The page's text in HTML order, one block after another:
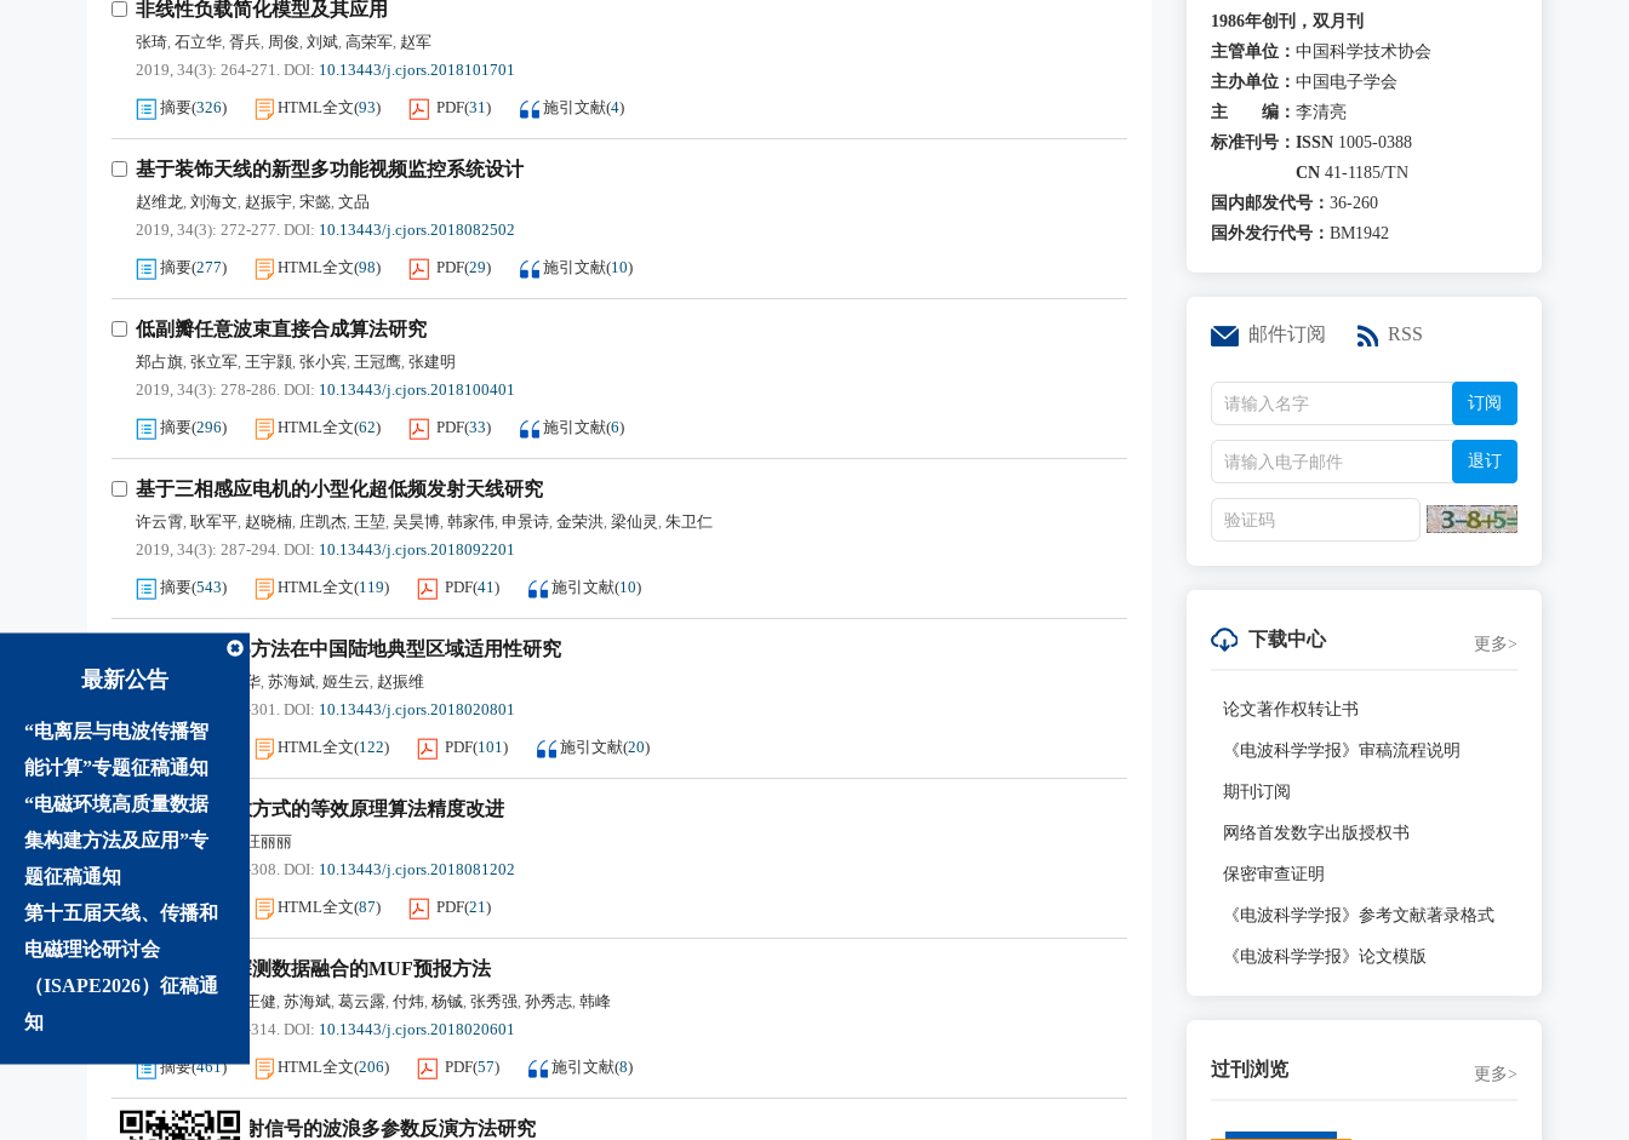
最新公告
“电离层与电波传播智
能计算”专题征稿通知
“电磁环境高质量数据
集构建方法及应用”专
题征稿通知
第十五届天线、传播和
电磁理论研讨会
（ISAPE2026）征稿通
知
非线性负载简化模型及其应用
张琦, 石立华, 胥兵, 周俊, 刘斌, 高荣军, 赵军
2019, 34(3): 264-271. DOI: 10.13443/j.cjors.2018101701
摘要(326) HTML全文(93) PDF(31) 施引文献(4)
基于装饰天线的新型多功能视频监控系统设计
赵维龙, 刘海文, 赵振宇, 宋懿, 文品
2019, 34(3): 272-277. DOI: 10.13443/j.cjors.2018082502
摘要(277) HTML全文(98) PDF(29) 施引文献(10)
低副瓣任意波束直接合成算法研究
郑占旗, 张立军, 王宇颢, 张小宾, 王冠鹰, 张建明
2019, 34(3): 278-286. DOI: 10.13443/j.cjors.2018100401
摘要(296) HTML全文(62) PDF(33) 施引文献(6)
基于三相感应电机的小型化超低频发射天线研究
许云霄, 耿军平, 赵晓楠, 庄凯杰, 王堃, 吴昊博, 韩家伟, 申景诗, 金荣洪, 梁仙灵, 朱卫仁
2019, 34(3): 287-294. DOI: 10.13443/j.cjors.2018092201
摘要(543) HTML全文(119) PDF(41) 施引文献(10)
ITU-R P.1546方法在中国陆地典型区域适用性研究
杨铖, 由希华, 苏海斌, 姬生云, 赵振维
2019, 34(3): 295-301. DOI: 10.13443/j.cjors.2018020801
摘要 HTML全文(122) PDF(101) 施引文献(20)
基于混合离散方式的等效原理算法精度改进
梁加南,邵汉儒
汪丽丽
2019, 34(3): 302-308. DOI: 10.13443/j.cjors.2018081202
摘要(232 HTML全文(87) PDF(21)
基于多体制探测数据融合的MUF预报方法
姬生云 王健, 苏海斌, 葛云露, 付炜, 杨铖, 张秀强, 孙秀志, 韩峰
2019, 34(3): 309-314. DOI: 10.13443/j.cjors.2018020601
摘要(461) HTML全文(206) PDF(57) 施引文献(8)
岸基GNSS反射信号的波浪多参数反演方法研究
1986年创刊，双月刊
主管单位： 中国科学技术协会
主办单位： 中国电子学会
主 编： 李清亮
标准刊号： ISSN 1005-0388
CN 41-1185/TN
国内邮发代号： 36-260
国外发行代号： BM1942
邮件订阅 RSS
订阅
退订
下载中心 更多>
论文著作权转让书
《电波科学学报》审稿流程说明
期刊订阅
网络首发数字出版授权书
保密审查证明
《电波科学学报》参考文献著录格式
《电波科学学报》论文模版
过刊浏览 更多>